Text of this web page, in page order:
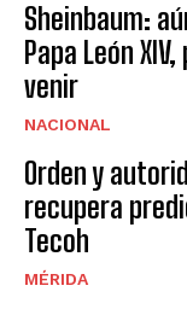
Sheinbaum:
Papa León
venir
NACIONAL
Orden y
recupera
Tecoh
MÉRIDA